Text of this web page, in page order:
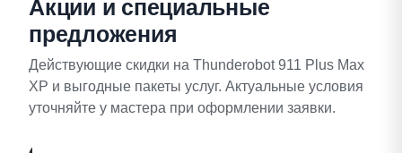
Акции и специальные
предложения
Действующие скидки на Thunderobot 911 Plus Max
XP и выгодные пакеты услуг. Актуальные условия
уточняйте у мастера при оформлении заявки.